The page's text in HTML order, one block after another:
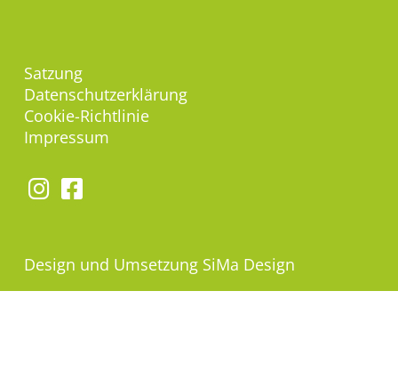
Satzung
Datenschutzerklärung
Cookie-Richtlinie
Impressum
Design und Umsetzung SiMa Design